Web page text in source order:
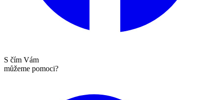
S čím Vám
můžeme pomoci?